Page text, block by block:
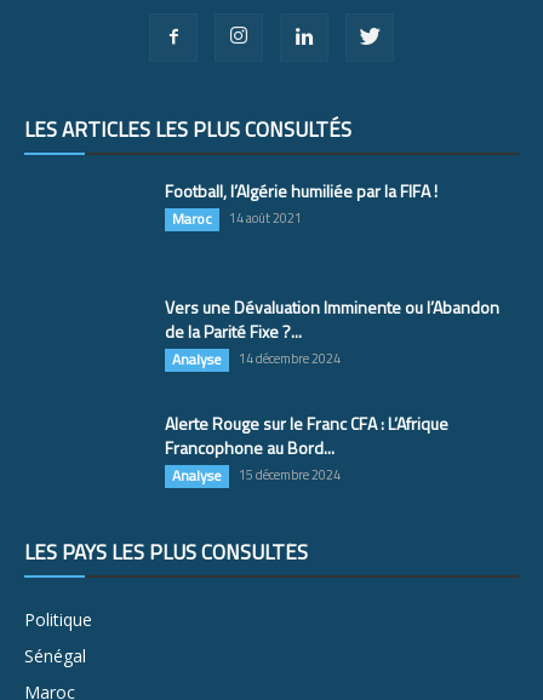
LES ARTICLES LES PLUS CONSULTÉS
Football, l’Algérie humiliée par la FIFA !
Maroc 14 août 2021
Vers une Dévaluation Imminente ou l’Abandon
de la Parité Fixe ?...
Analyse 14 décembre 2024
Alerte Rouge sur le Franc CFA : L’Afrique
Francophone au Bord...
Analyse 15 décembre 2024
LES PAYS LES PLUS CONSULTÉS
Politique
Sénégal
Maroc